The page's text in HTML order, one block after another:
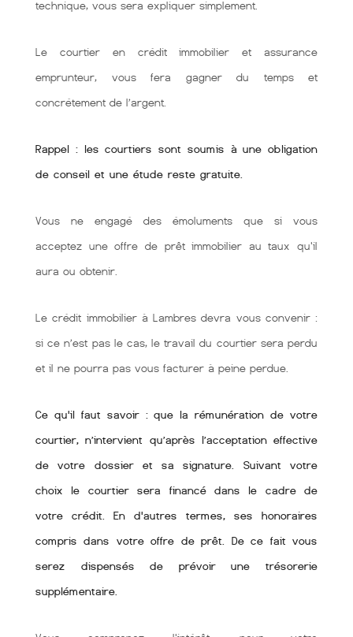
technique, vous sera expliquer simplement.
Le courtier en crédit immobilier et assurance
emprunteur, vous fera gagner du temps et
concrétement de l’argent.
Rappel : les courtiers sont soumis à une obligation
de conseil et une étude reste gratuite.
Vous ne engagé des émoluments que si vous
acceptez une offre de prêt immobilier au taux qu'il
aura ou obtenir.
Le crédit immobilier à Lambres devra vous convenir :
si ce n’est pas le cas, le travail du courtier sera perdu
et il ne pourra pas vous facturer à peine perdue.
Ce qu'il faut savoir : que la rémunération de votre
courtier, n’intervient qu’après l’acceptation effective
de votre dossier et sa signature. Suivant votre
choix le courtier sera financé dans le cadre de
votre crédit. En d'autres termes, ses honoraires
compris dans votre offre de prêt. De ce fait vous
serez dispensés de prévoir une trésorerie
supplémentaire.